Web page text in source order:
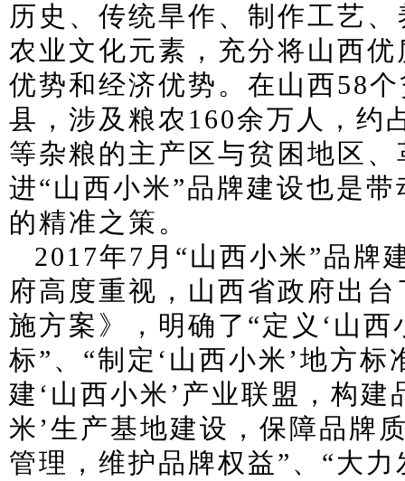
历史、传统旱作、制作工艺
农业文化元素，充分将山西
优势和经济优势。在山西58
县，涉及粮农160余万人，约
等杂粮的主产区与贫困地区
进“山西小米”品牌建设也是
的精准之策。
2017年7月“山西小米”品牌
府高度重视，山西省政府出
施方案》，明确了“定义‘山
标”、“制定‘山西小米’地方
建‘山西小米’产业联盟，构建
米’生产基地建设，保障品牌
管理，维护品牌权益”、“大